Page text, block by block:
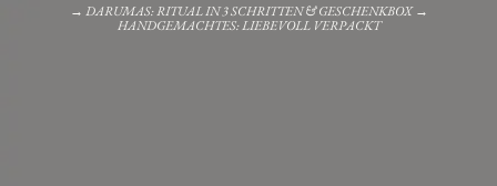
→ DARUMAS: RITUAL IN 3 SCHRITTEN & GESCHENKBOX →
HANDGEMACHTES: LIEBEVOLL VERPACKT